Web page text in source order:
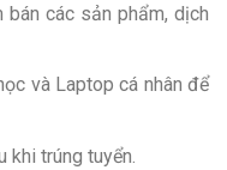
các sản phẩm, dịch
và Laptop cá nhân để
khi trúng tuyển.